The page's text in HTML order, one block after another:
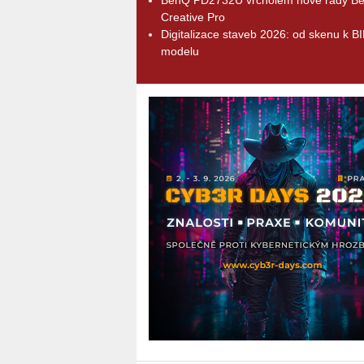
Creative Pro
Digitalizace staveb 2026: od skenu k
modelu